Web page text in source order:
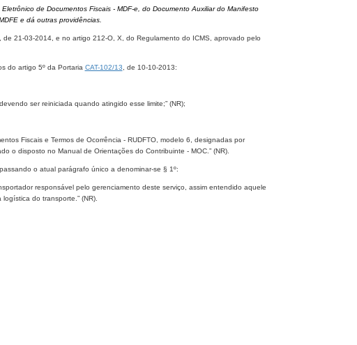
de Documentos Fiscais - MDF-e, do Documento Auxiliar do Manifesto
e dá outras providências.
21-03-2014, e no artigo 212-O, X, do Regulamento do ICMS, aprovado pelo
do artigo 5º da Portaria CAT-102/13 , de 10-10-2013:
ser reiniciada quando atingido esse limite;” (NR);
Fiscais e Termos de Ocorrência - RUDFTO, modelo 6, designadas por
o disposto no Manual de Orientações do Contribuinte - MOC.” (NR).
o atual parágrafo único a denominar-se § 1º:
responsável pelo gerenciamento deste serviço, assim entendido aquele
do transporte.” (NR).